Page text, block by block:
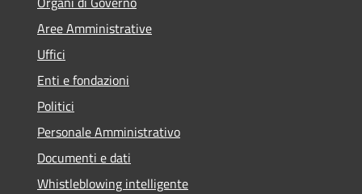
Aree Amministrative
Uffici
Enti e fondazioni
Politici
Personale Amministrativo
Documenti e dati
Whistleblowing intelligente